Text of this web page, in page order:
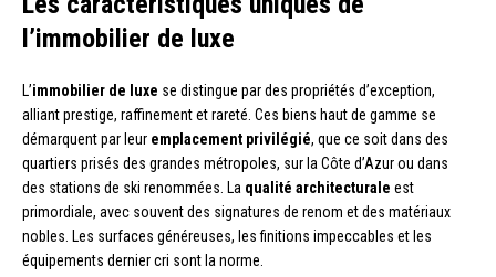
l’immobilier de luxe
L’immobilier de luxe se distingue par des propriétés d’exception,
alliant prestige, raffinement et rareté. Ces biens haut de gamme se
démarquent par leur emplacement privilégié, que ce soit dans des
quartiers prisés des grandes métropoles, sur la Côte d’Azur ou dans
des stations de ski renommées. La qualité architecturale est
primordiale, avec souvent des signatures de renom et des matériaux
nobles. Les surfaces généreuses, les finitions impeccables et les
équipements dernier cri sont la norme.